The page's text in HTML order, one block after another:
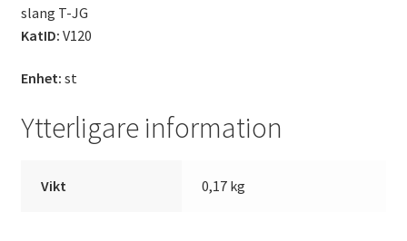
slang T-JG
KatID: V120
Enhet: st
Ytterligare information
Vikt 0,17 kg